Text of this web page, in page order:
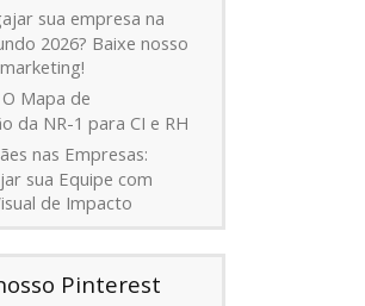
sua empresa na
2026? Baixe nosso
Mapa de
da NR-1 para CI e RH
nas Empresas:
sua Equipe com
de Impacto
Pinterest